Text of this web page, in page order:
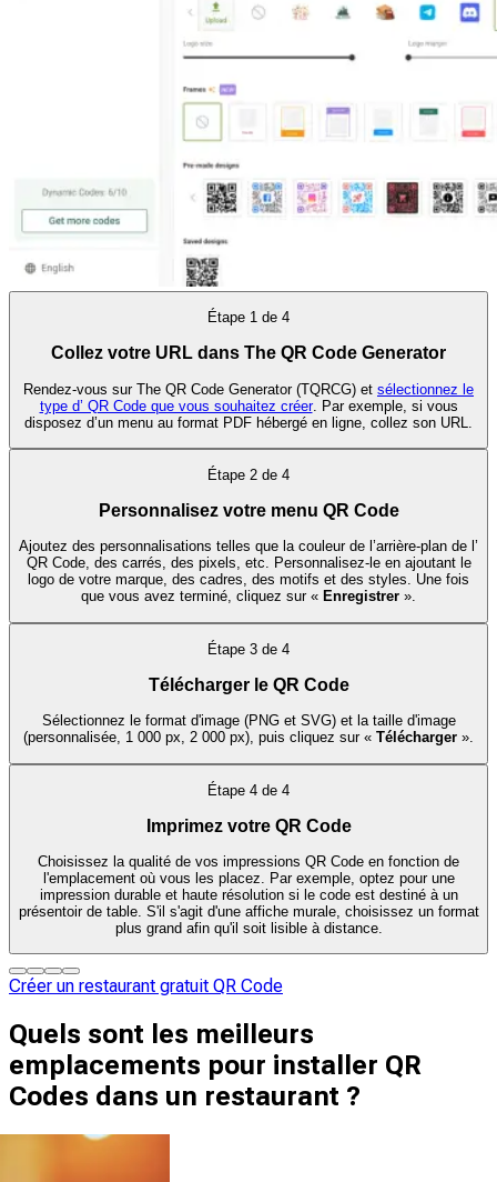
Étape 1 de 4
Collez votre URL dans The QR Code Generator
Rendez-vous sur The QR Code Generator (TQRCG) et sélectionnez le
type d’ QR Code que vous souhaitez créer. Par exemple, si vous
disposez d’un menu au format PDF hébergé en ligne, collez son URL.
Étape 2 de 4
Personnalisez votre menu QR Code
Ajoutez des personnalisations telles que la couleur de l’arrière-plan de l’
QR Code, des carrés, des pixels, etc. Personnalisez-le en ajoutant le
logo de votre marque, des cadres, des motifs et des styles. Une fois
que vous avez terminé, cliquez sur « Enregistrer ».
Étape 3 de 4
Télécharger le QR Code
Sélectionnez le format d'image (PNG et SVG) et la taille d'image
(personnalisée, 1 000 px, 2 000 px), puis cliquez sur « Télécharger ».
Étape 4 de 4
Imprimez votre QR Code
Choisissez la qualité de vos impressions QR Code en fonction de
l'emplacement où vous les placez. Par exemple, optez pour une
impression durable et haute résolution si le code est destiné à un
présentoir de table. S'il s'agit d'une affiche murale, choisissez un format
plus grand afin qu'il soit lisible à distance.
Créer un restaurant gratuit QR Code
Quels sont les meilleurs
emplacements pour installer QR
Codes dans un restaurant ?